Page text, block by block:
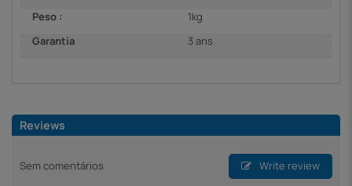
Peso :
1kg
Garantia
3 ans
Reviews
Sem comentários Write review